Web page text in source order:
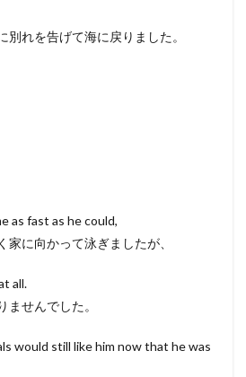
別れを告げて海に戻りました。
as fast as he could,
に向かって泳ぎましたが、
all.
ませんでした。
would still like him now that he was